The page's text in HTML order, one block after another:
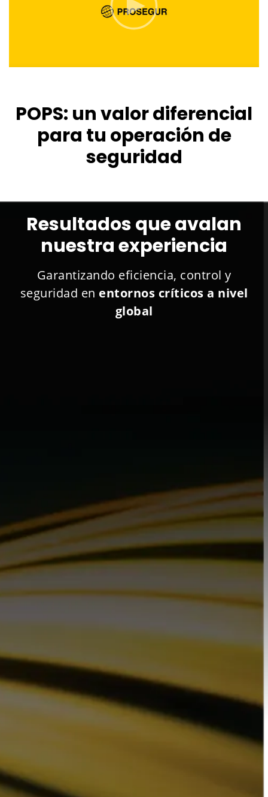
POPS: un valor diferencial
para tu operación de
seguridad
Resultados que avalan
nuestra experiencia
Garantizando eficiencia, control y
seguridad en entornos críticos a nivel
global
+16.000
Centros Operativos activos
+70.000